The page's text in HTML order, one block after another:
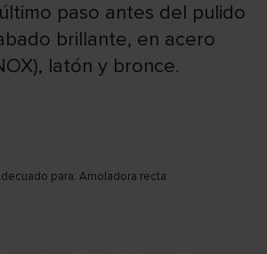
paso antes del pulido
brillante, en acero
latón y bronce.
para: Amoladora recta